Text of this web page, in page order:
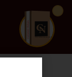
www.cachacarianacional.com.br
CUIDADO FRÁGIL